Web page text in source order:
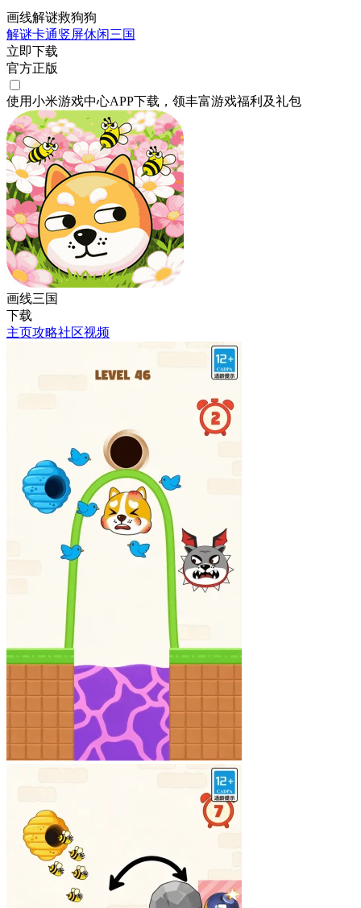
画线解谜救狗狗
解谜卡通竖屏休闲三国
立即下载
官方正版
使用小米游戏中心APP下载 ，领丰富游戏福利 及礼包
画线三国
下载
主页攻略社区视频